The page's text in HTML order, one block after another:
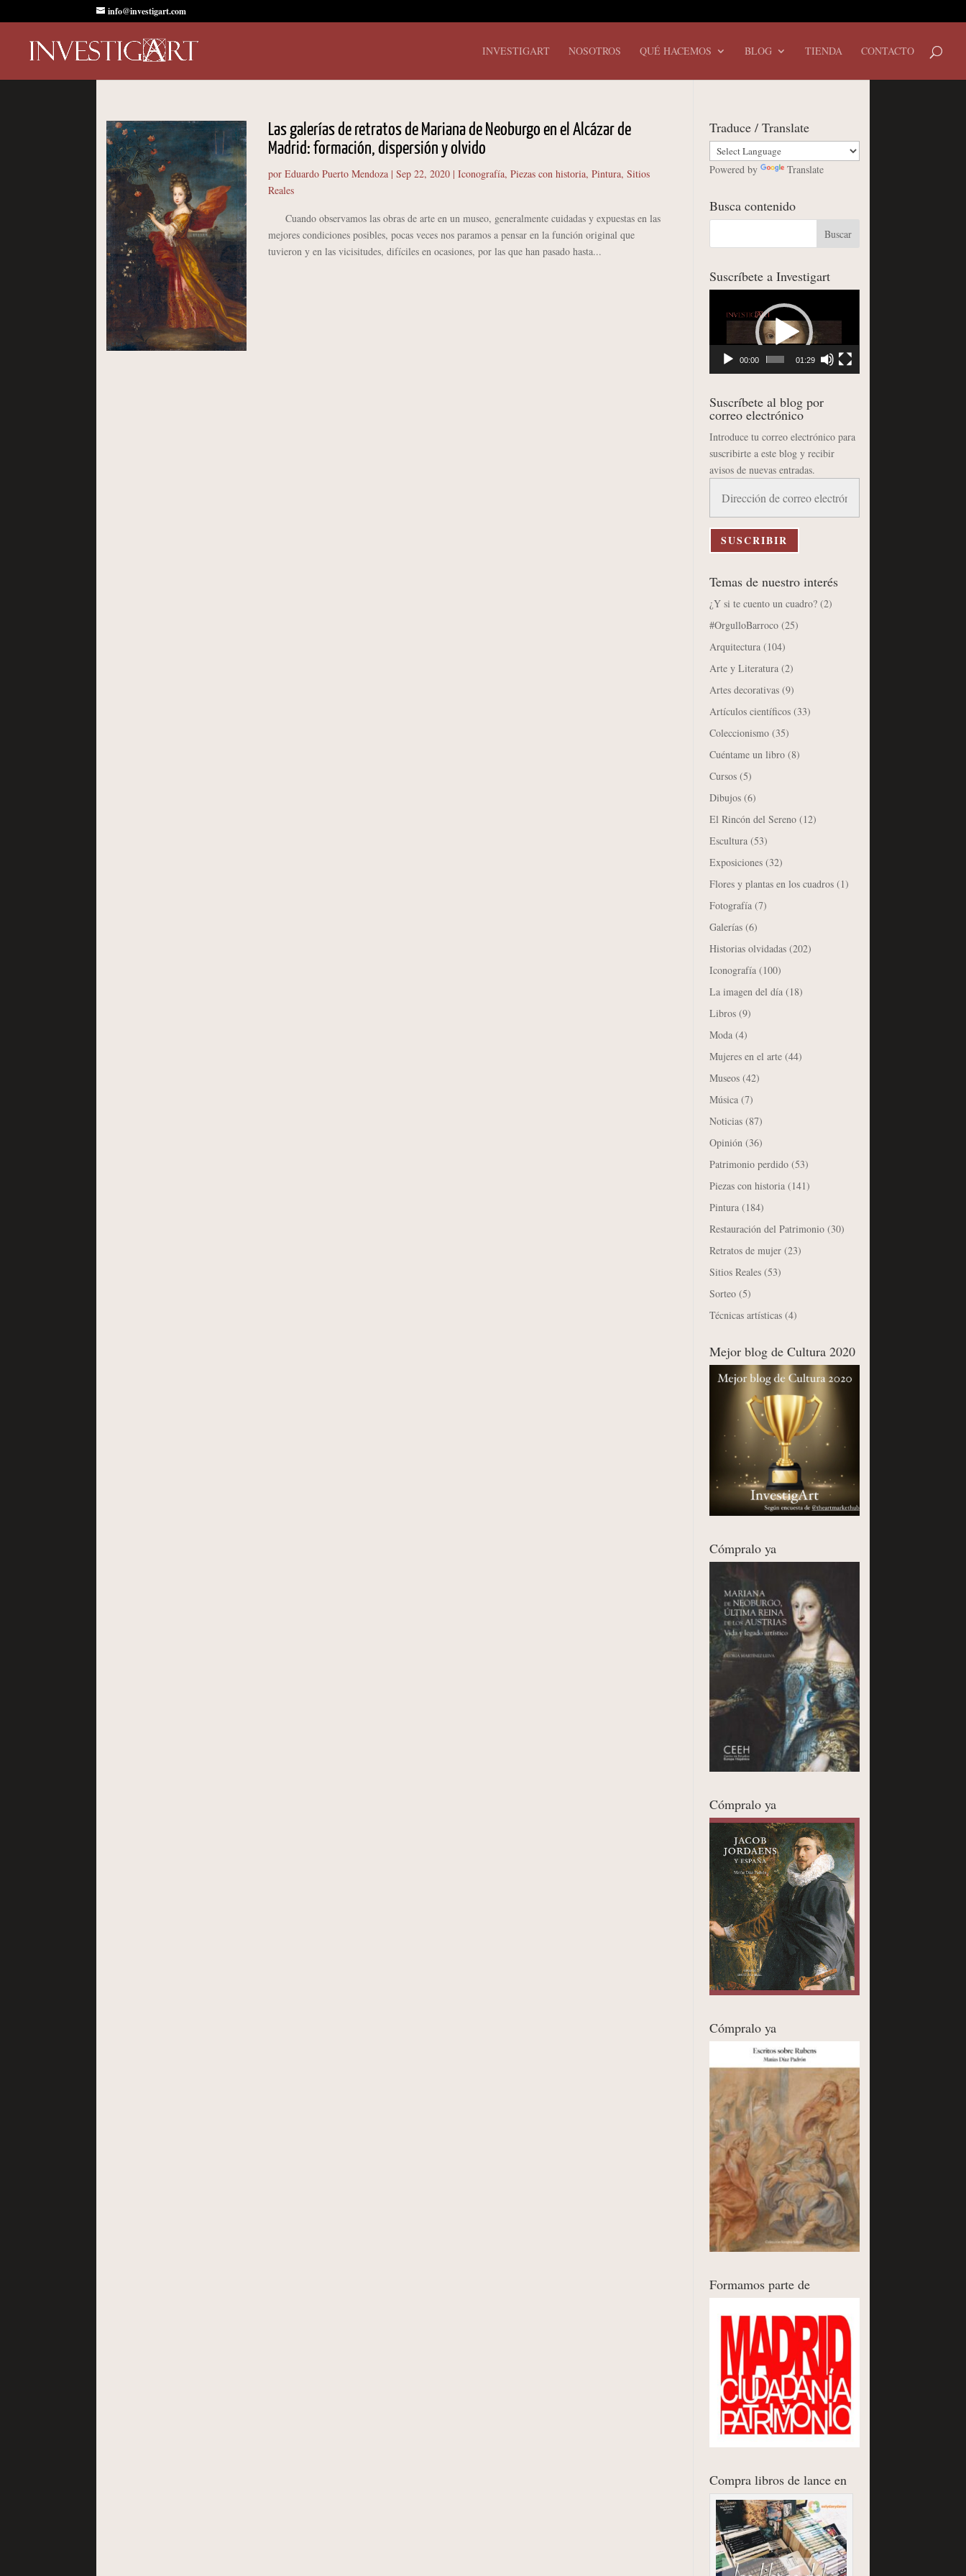
info@investigart.com
INVESTIGART NOSOTROS QUÉ HACEMOS BLOG TIENDA CONTACTO
Las galerías de retratos de Mariana de Neoburgo en el Alcázar de
Madrid: formación, dispersión y olvido
por Eduardo Puerto Mendoza| Sep 22, 2020| Iconografía, Piezas con historia, Pintura, Sitios
Reales
Cuando observamos las obras de arte en un museo, generalmente cuidadas y expuestas en las
mejores condiciones posibles, pocas veces nos paramos a pensar en la función original que
tuvieron y en las vicisitudes, difíciles en ocasiones, por las que han pasado hasta...
Traduce / Translate
Powered by Translate
Busca contenido
Suscríbete a Investigart
00:00 01:29
Suscríbete al blog por
correo electrónico
Introduce tu correo electrónico para
suscribirte a este blog y recibir
avisos de nuevas entradas.
correo
electrónico
SUSCRIBIR
Temas de nuestro interés
¿Y si te cuento un cuadro? (2)
#OrgulloBarroco (25)
Arquitectura (104)
Arte y Literatura (2)
Artes decorativas (9)
Artículos científicos (33)
Coleccionismo (35)
Cuéntame un libro (8)
Cursos (5)
Dibujos (6)
El Rincón del Sereno (12)
Escultura (53)
Exposiciones (32)
Flores y plantas en los cuadros (1)
Fotografía (7)
Galerías (6)
Historias olvidadas (202)
Iconografía (100)
La imagen del día (18)
Libros (9)
Moda (4)
Mujeres en el arte (44)
Museos (42)
Música (7)
Noticias (87)
Opinión (36)
Patrimonio perdido (53)
Piezas con historia (141)
Pintura (184)
Restauración del Patrimonio (30)
Retratos de mujer (23)
Sitios Reales (53)
Sorteo (5)
Técnicas artísticas (4)
Mejor blog de Cultura 2020
Cómpralo ya
Cómpralo ya
Cómpralo ya
Formamos parte de
Compra libros de lance en